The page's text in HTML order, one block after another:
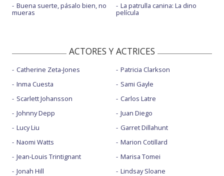
Buena suerte, pásalo bien, no
mueras
La patrulla canina: La dino
película
ACTORES Y ACTRICES
Catherine Zeta-Jones
Inma Cuesta
Scarlett Johansson
Johnny Depp
Lucy Liu
Naomi Watts
Jean-Louis Trintignant
Jonah Hill
Patricia Clarkson
Sami Gayle
Carlos Latre
Juan Diego
Garret Dillahunt
Marion Cotillard
Marisa Tomei
Lindsay Sloane